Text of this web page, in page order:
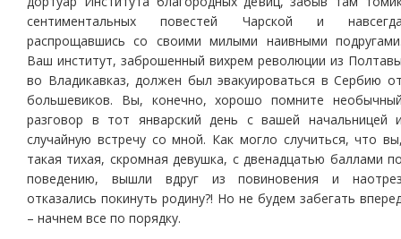
сентиментальных повестей Чарской и
распрощавшись со своими милыми наивными
Ваш институт, заброшенный вихрем революции из
во Владикавказ, должен был эвакуироваться в Сербию
большевиков. Вы, конечно, хорошо помните
разговор в тот январский день с вашей начальницей
случайную встречу со мной. Как могло случиться, что
такая тихая, скромная девушка, с двенадцатью баллами
поведению, вышли вдруг из повиновения и
отказались покинуть родину?! Но не будем забегать
– начнем все по порядку.